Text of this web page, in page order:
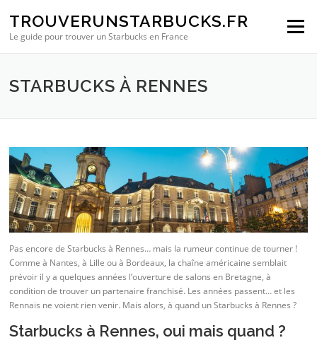
TROUVERUNSTARBUCKS.FR
Le guide pour trouver un Starbucks en France
Menu
STARBUCKS À RENNES
Pas encore de Starbucks à Rennes… mais la rumeur continue de tourner !
Comme à Nantes, à Lille ou à Bordeaux, la chaîne américaine semblait
prévoir il y a quelques années l’ouverture de salons en Bretagne, à
condition de trouver un partenaire franchisé. Les années passent… et les
Rennais ne voient rien venir. Mais alors, à quand un Starbucks à Rennes ?
Starbucks à Rennes, oui mais quand ?